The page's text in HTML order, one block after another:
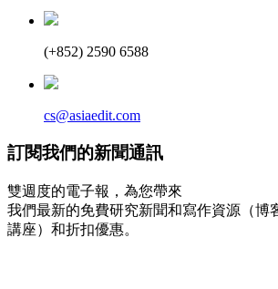
(+852) 2590 6588
cs@asiaedit.com
訂閱我們的新聞通訊
雙週度的電子報，為您帶來
我們最新的免費研究新聞和寫作資源（博
講座）和折扣優惠。